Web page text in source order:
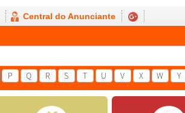
Central do Anunciante
P Q R S T U V X W Y